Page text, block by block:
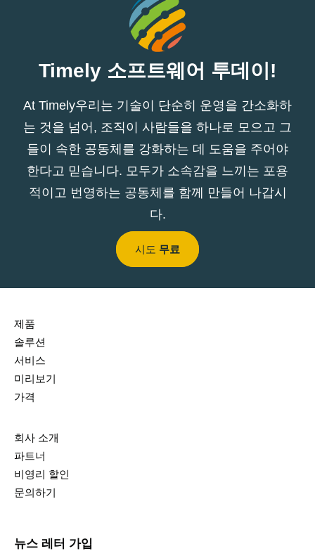
Timely 소프트웨어 투데이!
At Timely우리는 기술이 단순히 운영을 간소화하
는 것을 넘어, 조직이 사람들을 하나로 모으고 그
들이 속한 공동체를 강화하는 데 도움을 주어야
한다고 믿습니다. 모두가 소속감을 느끼는 포용
적이고 번영하는 공동체를 함께 만들어 나갑시
다.
시도 무료
제품
솔루션
서비스
미리보기
가격
회사 소개
파트너
비영리 할인
문의하기
뉴스 레터 가입